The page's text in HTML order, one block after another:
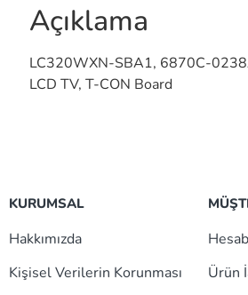
Açıklama
LC320WXN-SBA1, 6870C-
LCD TV, T-CON Board
KURUMSAL
Hakkımızda
Kişisel Verilerin Korunması
Ürün